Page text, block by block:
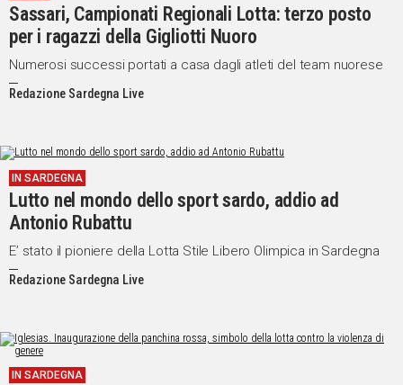
Sassari, Campionati Regionali Lotta: terzo posto
per i ragazzi della Gigliotti Nuoro
Numerosi successi portati a casa dagli atleti del team nuorese
Redazione Sardegna Live
IN SARDEGNA
Lutto nel mondo dello sport sardo, addio ad
Antonio Rubattu
E’ stato il pioniere della Lotta Stile Libero Olimpica in Sardegna
Redazione Sardegna Live
IN SARDEGNA